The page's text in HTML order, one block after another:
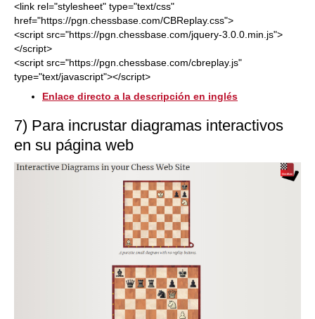
<link rel="stylesheet" type="text/css"
href="https://pgn.chessbase.com/CBReplay.css">
<script src="https://pgn.chessbase.com/jquery-3.0.0.min.js">
</script>
<script src="https://pgn.chessbase.com/cbreplay.js"
type="text/javascript"></script>
Enlace directo a la descripción en inglés
7) Para incrustar diagramas interactivos
en su página web